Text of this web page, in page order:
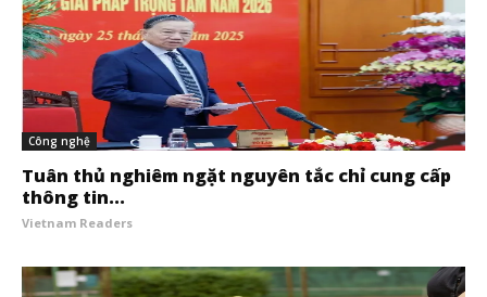
Công nghệ
Tuân thủ nghiêm ngặt nguyên tắc chỉ cung cấp
thông tin...
Vietnam Readers